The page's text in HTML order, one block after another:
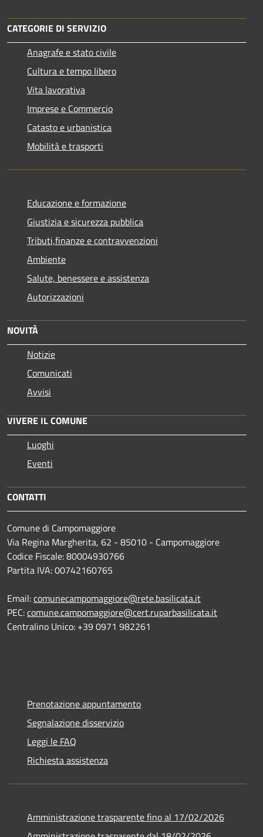
CATEGORIE DI SERVIZIO
Anagrafe e stato civile
Cultura e tempo libero
Vita lavorativa
Imprese e Commercio
Catasto e urbanistica
Mobilità e trasporti
Educazione e formazione
Giustizia e sicurezza pubblica
Tributi,finanze e contravvenzioni
Ambiente
Salute, benessere e assistenza
Autorizzazioni
NOVITÀ
Notizie
Comunicati
Avvisi
VIVERE IL COMUNE
Luoghi
Eventi
CONTATTI
Comune di Campomaggiore
Via Regina Margherita, 62 - 85010 - Campomaggiore
Codice Fiscale: 80004930766
Partita IVA: 00742160765
Email:comunecampomaggiore@rete.basilicata.it
PEC:comune.campomaggiore@cert.ruparbasilicata.it
Centralino Unico: +39 0971 982261
Prenotazione appuntamento
Segnalazione disservizio
Leggi le FAQ
Richiesta assistenza
Amministrazione trasparente fino al 17/02/2026